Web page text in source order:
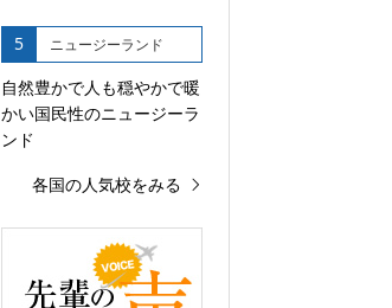
5 ニュージーランド
自然豊かで人も穏やかで暖
かい国民性のニュージーラ
ンド
各国の人気校をみる